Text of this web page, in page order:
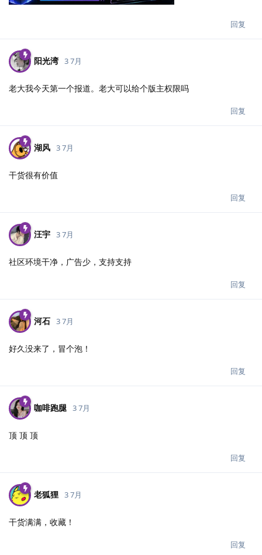
回复
阳光湾 3 7月
老大我今天第一个报道。老大可以给个版主权限吗
回复
湖风 3 7月
干货很有价值
回复
汪宇 3 7月
社区环境干净，广告少，支持支持
回复
河石 3 7月
好久没来了，冒个泡！
回复
咖啡跑腿 3 7月
顶 顶 顶
回复
老狐狸 3 7月
干货满满，收藏！
回复